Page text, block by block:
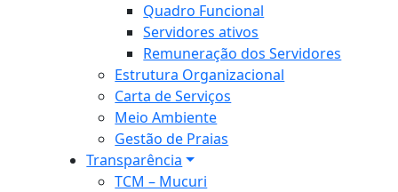
Quadro Funcional
Servidores ativos
Remuneração dos Servidores
Estrutura Organizacional
Carta de Serviços
Meio Ambiente
Gestão de Praias
Transparência
TCM – Mucuri